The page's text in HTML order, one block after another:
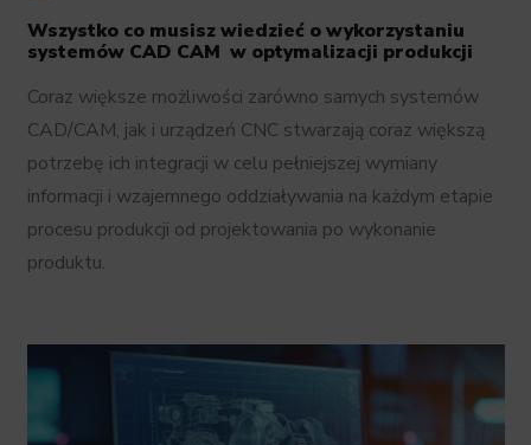
Wszystko co musisz wiedzieć o wykorzystaniu
systemów CAD CAM w optymalizacji produkcji
Coraz większe możliwości zarówno samych systemów
CAD/CAM, jak i urządzeń CNC stwarzają coraz większą
potrzebę ich integracji w celu pełniejszej wymiany
informacji i wzajemnego oddziaływania na każdym etapie
procesu produkcji od projektowania po wykonanie
produktu.